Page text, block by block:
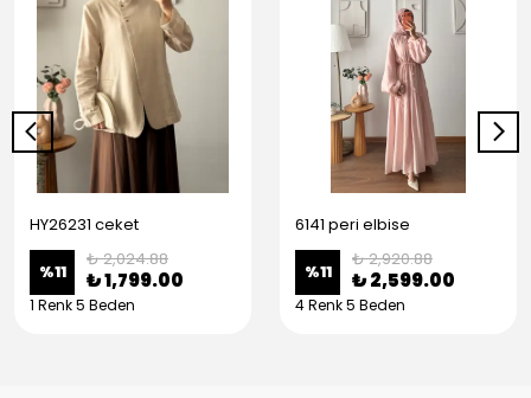
HY26231 ceket
%11
₺ 2,024.88
₺ 1,799.00
1 Renk 5 Beden
6141 peri elbise
%11
₺ 2,920.88
₺ 2,599.00
4 Renk 5 Beden